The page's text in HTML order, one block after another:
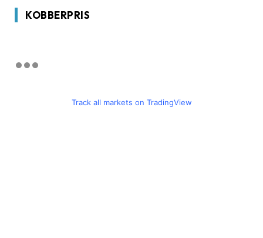
KOBBERPRIS
Track all markets on TradingView